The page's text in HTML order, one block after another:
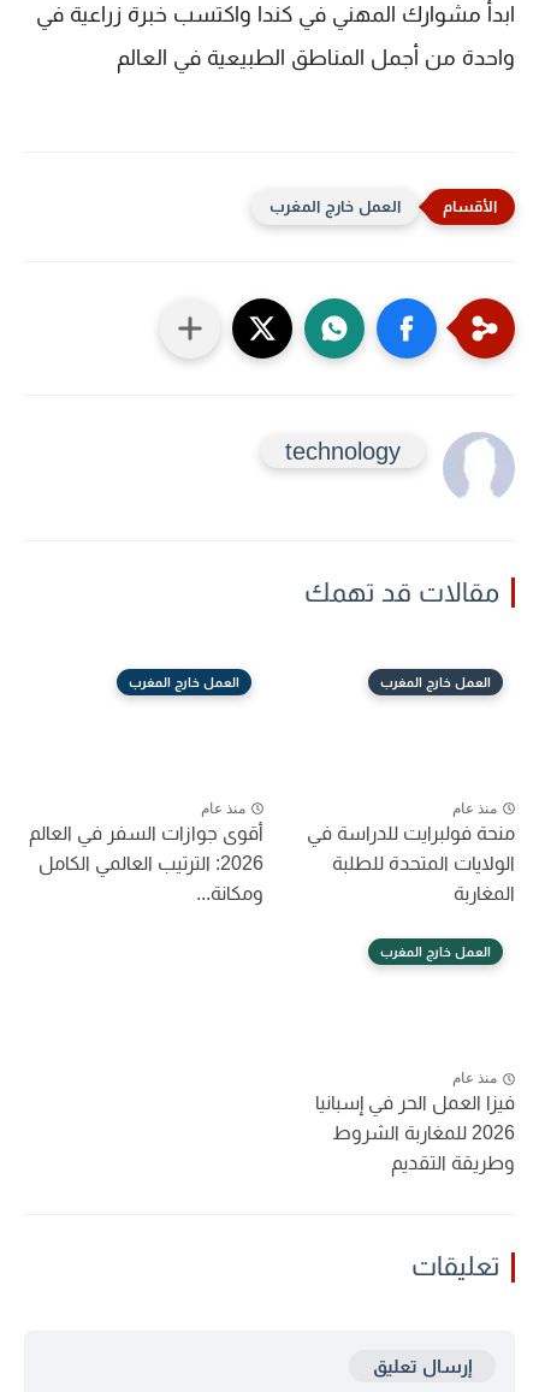
ابدأ مشوارك المهني في كندا واكتسب خبرة زراعية في
واحدة من أجمل المناطق الطبيعية في العالم
العمل خارج المغرب
technology
مقالات قد تهمك
العمل خارج المغرب
منذ عام
منحة فولبرايت للدراسة في
الولايات المتحدة للطلبة
المغاربة
العمل خارج المغرب
منذ عام
أقوى جوازات السفر في العالم
2026: الترتيب العالمي الكامل
ومكانة...
العمل خارج المغرب
منذ عام
فيزا العمل الحر في إسبانيا
2026 للمغاربة الشروط
وطريقة التقديم
تعليقات
إرسال تعليق